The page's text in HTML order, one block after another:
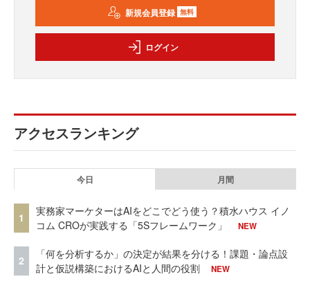
新規会員登録 無料
ログイン
アクセスランキング
今日 月間
1
実務家マーケターはAIをどこでどう使う？積水ハウス イノ
コム CROが実践する「5Sフレームワーク」
NEW
2
「何を分析するか」の決定が結果を分ける！課題・論点設
計と仮説構築におけるAIと人間の役割
NEW